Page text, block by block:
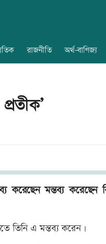
রাজনীতি অর্থ-বাণিজ্য
মন্তব্য করেছেন
তিনি এ মন্তব্য করেন।